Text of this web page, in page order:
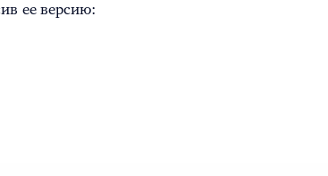
ее версию: